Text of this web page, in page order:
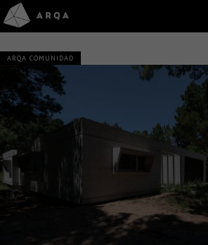
ARQA COMUNIDAD